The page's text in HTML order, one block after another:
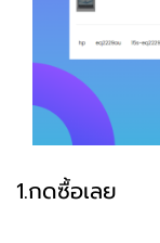
1.กดซื้อเลย